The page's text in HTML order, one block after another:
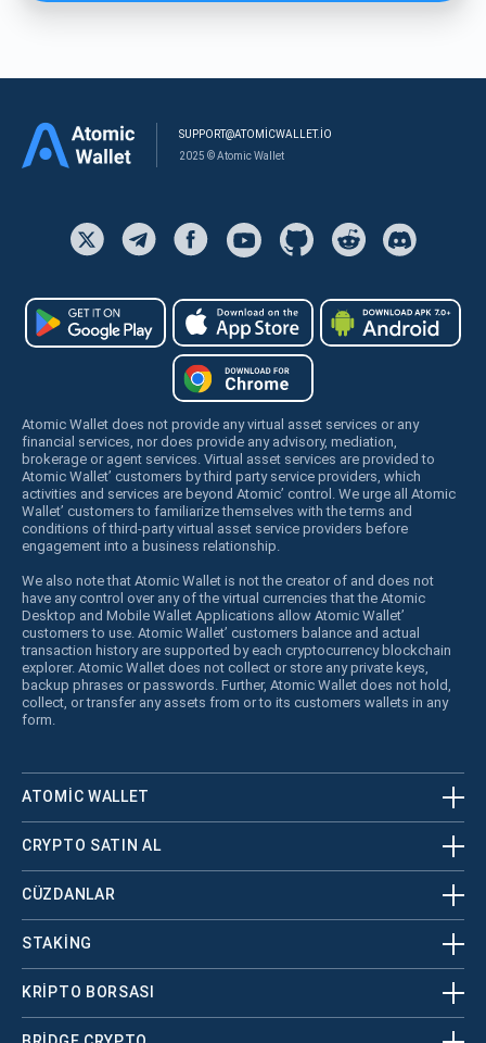
SUPPORT@ATOMICWALLET.IO
2025 © Atomic Wallet
Atomic Wallet does not provide any virtual asset services or any
financial services, nor does provide any advisory, mediation,
brokerage or agent services. Virtual asset services are provided to
Atomic Wallet’ customers by third party service providers, which
activities and services are beyond Atomic’ control. We urge all Atomic
Wallet’ customers to familiarize themselves with the terms and
conditions of third-party virtual asset service providers before
engagement into a business relationship.
We also note that Atomic Wallet is not the creator of and does not
have any control over any of the virtual currencies that the Atomic
Desktop and Mobile Wallet Applications allow Atomic Wallet’
customers to use. Atomic Wallet’ customers balance and actual
transaction history are supported by each cryptocurrency blockchain
explorer. Atomic Wallet does not collect or store any private keys,
backup phrases or passwords. Further, Atomic Wallet does not hold,
collect, or transfer any assets from or to its customers wallets in any
form.
ATOMIC WALLET
CRYPTO SATIN AL
CÜZDANLAR
STAKING
KRİPTO BORSASI